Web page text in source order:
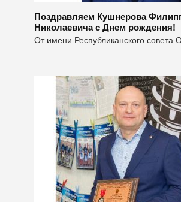
Поздравляем Кушнерова
Николаевича с Днем рождения!
От имени Республиканского